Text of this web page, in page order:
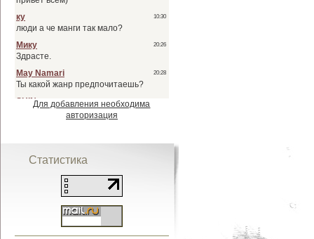
Для добавления необходима
авторизация
Статистика